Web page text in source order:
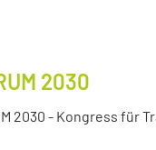
2030
2030 - Kongress für